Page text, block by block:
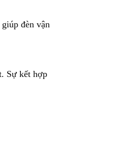
đèn vận
Sự kết hợp